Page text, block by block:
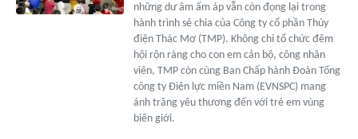
những dư âm ấm áp vẫn còn đọng lại trong
hành trình sẻ chia của Công ty cổ phần Thủy
điện Thác Mơ (TMP). Không chỉ tổ chức đêm
hội rộn ràng cho con em cán bộ, công nhân
viên, TMP còn cùng Ban Chấp hành Đoàn Tổng
công ty Điện lực miền Nam (EVNSPC) mang
ánh trăng yêu thương đến với trẻ em vùng
biên giới.